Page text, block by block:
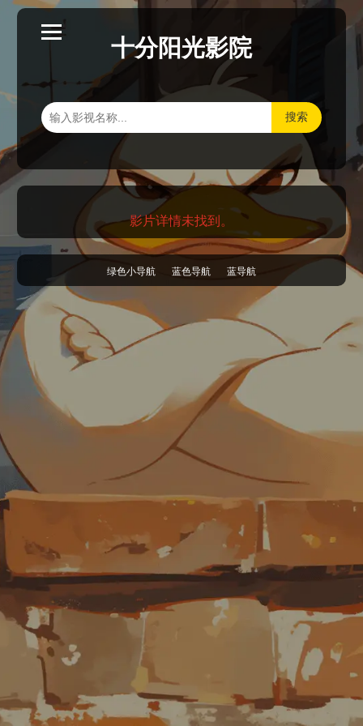
十分阳光影院
搜索
影片详情未找到。
绿色小导航 蓝色导航 蓝导航